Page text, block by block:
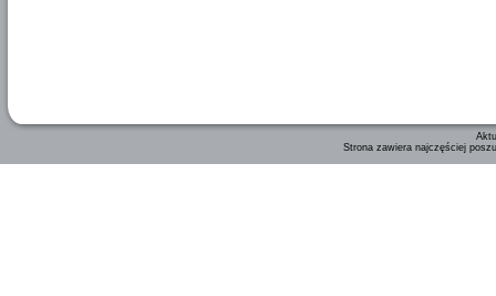
Strona zawiera najczęściej